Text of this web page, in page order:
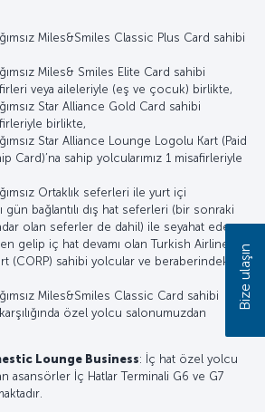
Miles&Smiles Classic Plus Card sahibi
Miles& Smiles Elite Card sahibi
veya aileleriyle (eş ve çocuk) birlikte,
Star Alliance Gold Card sahibi
birlikte,
Star Alliance Lounge Logolu Kart (Paid
Card)’na sahip yolcularımız 1 misafirleriyle
Ortaklık seferleri ile yurt içi
gün bağlantılı dış hat seferleri (bir sonraki
olan seferler de dahil) ile seyahat eden
gelip iç hat devamı olan Turkish Airlines
(CORP) sahibi yolcular ve beraberindeki bir
Miles&Smiles Classic Card sahibi
özel yolcu salonumuzdan
Lounge Business: İç hat özel yolcu
asansörler İç Hatlar Terminali G6 ve G7
Bize ulaşın